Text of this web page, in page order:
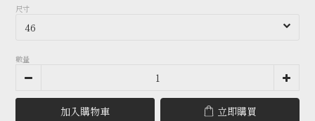
尺寸
數量
加入購物車 立即購買